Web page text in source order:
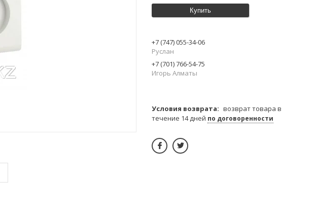
Купить
+7 (747) 055-34-06
Руслан
+7 (701) 766-54-75
Игорь Алматы
возврат товара в
течение 14 дней по договоренности